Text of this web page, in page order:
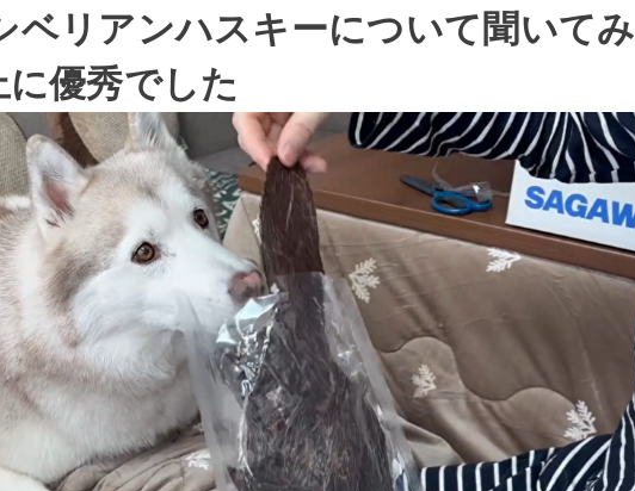
ベリアンハスキーについて聞いてみ
優秀でした